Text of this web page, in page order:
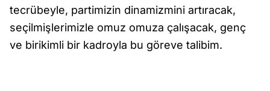
tecrübeyle, partimizin dinamizmini artıracak,
seçilmişlerimizle omuz omuza çalışacak, genç
ve birikimli bir kadroyla bu göreve talibim.